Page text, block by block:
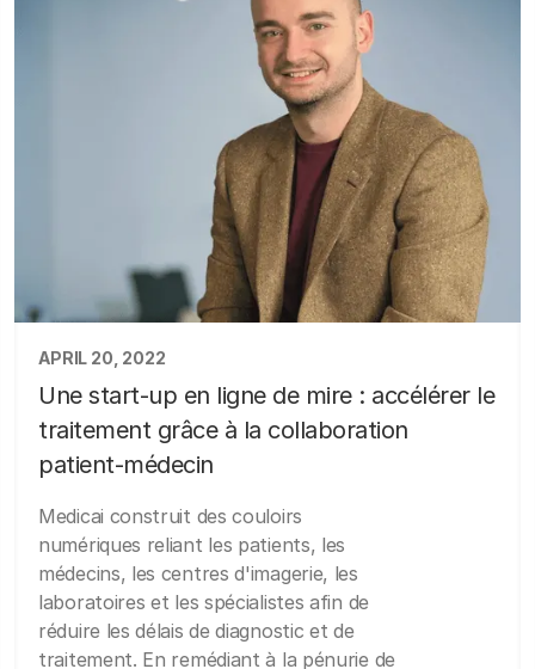
APRIL 20, 2022
Une start-up en ligne de mire : accélérer le
traitement grâce à la collaboration
patient-médecin
Medicai construit des couloirs
numériques reliant les patients, les
médecins, les centres d'imagerie, les
laboratoires et les spécialistes afin de
réduire les délais de diagnostic et de
traitement. En remédiant à la pénurie de